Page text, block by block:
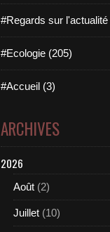
#Regards sur l'actualité
#Ecologie (205)
#Accueil (3)
ARCHIVES
2026
Août (2)
Juillet (10)